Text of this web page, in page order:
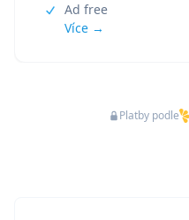
Ad free
Více →
Platby podle